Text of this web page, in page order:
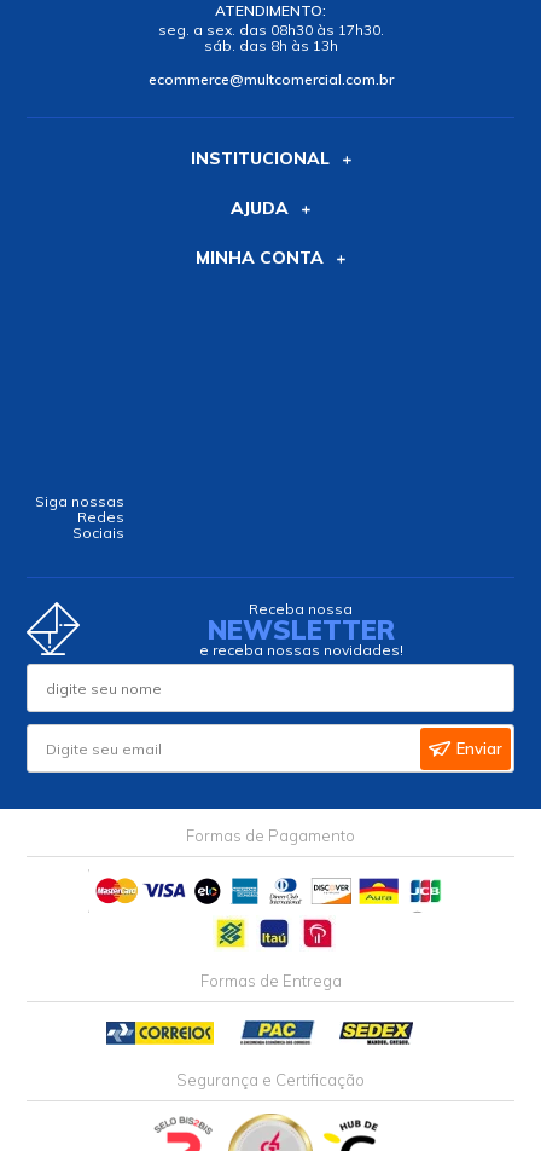
ATENDIMENTO:
seg. a sex. das 08h30 às 17h30.
sáb. das 8h às 13h
ecommerce@multcomercial.com.br
INSTITUCIONAL
AJUDA
MINHA CONTA
Siga nossas
Redes
Sociais
Receba nossa
NEWSLETTER
e receba nossas novidades!
Enviar
Formas de Pagamento
Formas de Entrega
Segurança e Certificação